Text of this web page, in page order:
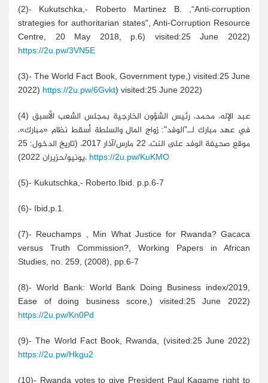
(2)- Kukutschka,- Roberto Martinez B. ,“Anti-corruption
strategies for authoritarian states", Anti-Corruption Resource
Centre, 20 May 2018, p.6) visited:25 June 2022)
https://2u.pw/3VN5E
(3)- The World Fact Book, Government type,) visited:25 June
2022) https://2u.pw/6Gvkt) visited:25 June 2022)
(4) عبد الإله، محمد، رئيس الشؤون الخارجية بمجلس الشعب الأسبق
في عهد مبارك لــ"الوفد": زواج المال والسلطة أسقط نظام «مبارك»،
موقع صحيفة الوفد على النت، 22 مارس/آذار 2017، (تاريخ الدخول: 25
يونيو/حزيران 2022)، https://2u.pw/KuKMO
(5)- Kukutschka,- Roberto.Ibid. p.p.6-7
(6)- Ibid,p.1.
(7)- Reuchamps , Min What Justice for Rwanda? Gacaca
versus Truth Commission?, Working Papers in African
Studies, no. 259, (2008), pp.6-7
(8)- World Bank: World Bank Doing Business index/2019,
Ease of doing business score,) visited:25 June 2022)
https://2u.pw/Kn0Pd
(9)- The World Fact Book, Rwanda, (visited:25 June 2022)
https://2u.pw/Hkgu2
(10)- Rwanda votes to give President Paul Kagame right to